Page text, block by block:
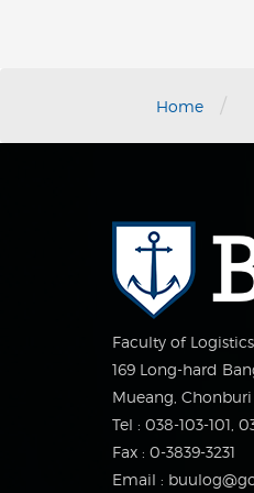
Home /
Faculty of
169 Long-hard
Mueang, Chonburi
Tel : 038-103-101,
Fax : 0-3839-3231
Email :